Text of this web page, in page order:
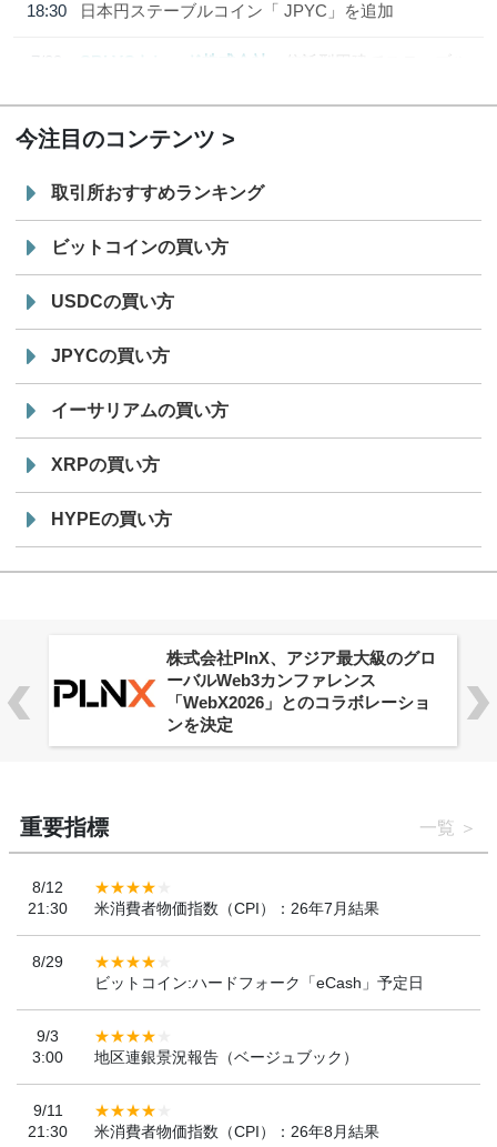
18:30
日本円ステーブルコイン「 JPYC」を追加
7/29
SBI VCトレード株式会社
信託型円建てステーブル
今注目のコンテンツ
取引所おすすめランキング
ビットコインの買い方
USDCの買い方
JPYCの買い方
イーサリアムの買い方
XRPの買い方
HYPEの買い方
株式会社PlnX、アジア最大級のグロ
ーバルWeb3カンファレンス
「WebX2026」とのコラボレーショ
ンを決定
重要指標 一覧
8/12
21:30
米消費者物価指数（CPI）：26年7月結果
8/29
ビットコイン:ハードフォーク「eCash」予定日
9/3
3:00
地区連銀景況報告（ベージュブック）
9/11
21:30
米消費者物価指数（CPI）：26年8月結果